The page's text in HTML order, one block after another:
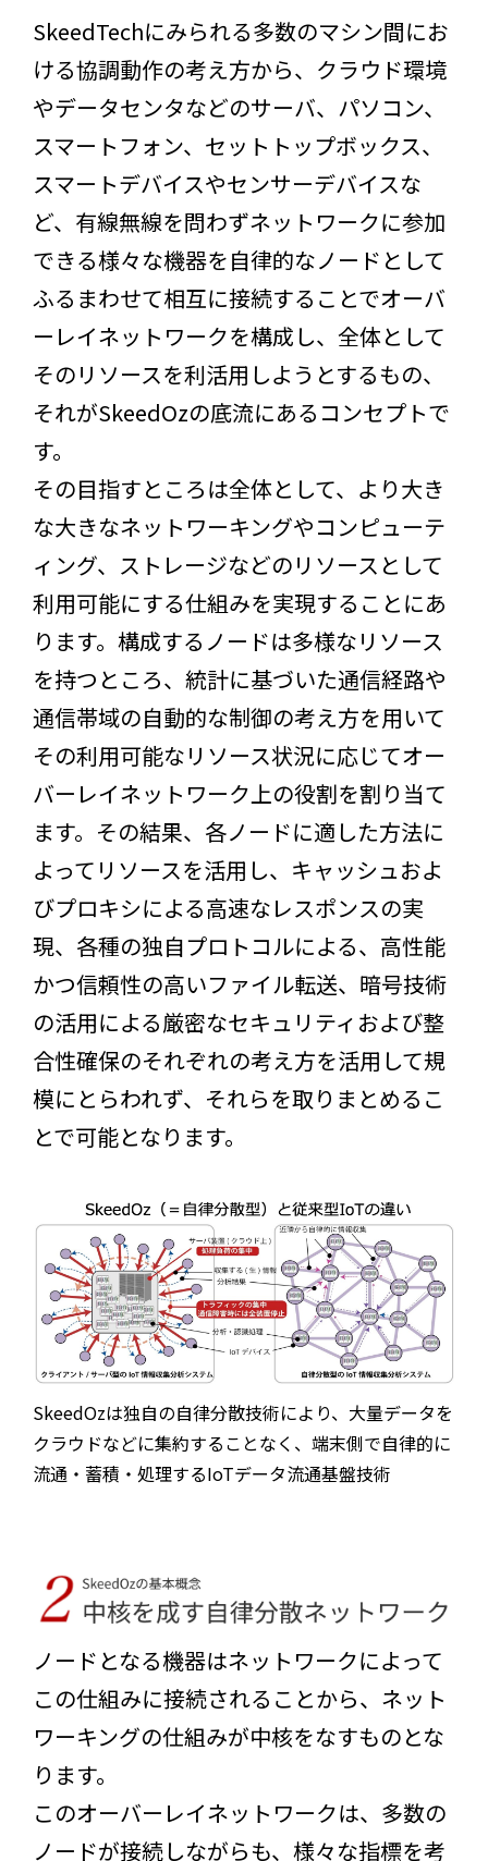
SkeedTechにみられる多数のマシン間にお
ける協調動作の考え方から、クラウド環境
やデータセンタなどのサーバ、パソコン、
スマートフォン、セットトップボックス、
スマートデバイスやセンサーデバイスな
ど、有線無線を問わずネットワークに参加
できる様々な機器を自律的なノードとして
ふるまわせて相互に接続することでオーバ
ーレイネットワークを構成し、全体として
そのリソースを利活用しようとするもの、
それがSkeedOzの底流にあるコンセプトで
す。
その目指すところは全体として、より大き
な大きなネットワーキングやコンピューテ
ィング、ストレージなどのリソースとして
利用可能にする仕組みを実現することにあ
ります。構成するノードは多様なリソース
を持つところ、統計に基づいた通信経路や
通信帯域の自動的な制御の考え方を用いて
その利用可能なリソース状況に応じてオー
バーレイネットワーク上の役割を割り当て
ます。その結果、各ノードに適した方法に
よってリソースを活用し、キャッシュおよ
びプロキシによる高速なレスポンスの実
現、各種の独自プロトコルによる、高性能
かつ信頼性の高いファイル転送、暗号技術
の活用による厳密なセキュリティおよび整
合性確保のそれぞれの考え方を活用して規
模にとらわれず、それらを取りまとめるこ
とで可能となります。
SkeedOzは独自の自律分散技術により、大量データを
クラウドなどに集約することなく、端末側で自律的に
流通・蓄積・処理するIoTデータ流通基盤技術
ノードとなる機器はネットワークによって
この仕組みに接続されることから、ネット
ワーキングの仕組みが中核をなすものとな
ります。
このオーバーレイネットワークは、多数の
ノードが接続しながらも、様々な指標を考